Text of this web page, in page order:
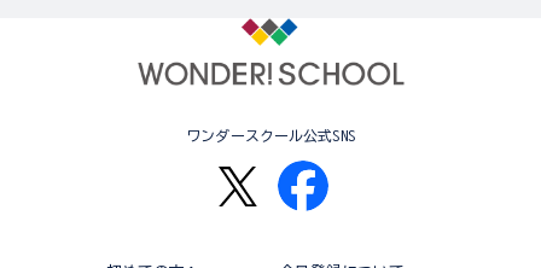
ワンダースクール公式SNS